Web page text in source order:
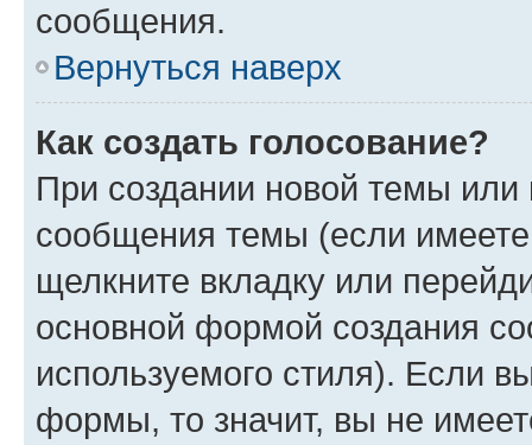
сообщения.
Вернуться наверх
Как создать голосование?
При создании новой темы или
сообщения темы (если
щелкните вкладку или
основной формой создания
используемого стиля). Если
формы, то значит, вы не